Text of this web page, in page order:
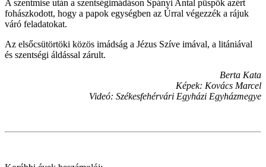
A szentmise után a szentségimádáson Spányi Antal püspök azért
fohászkodott, hogy a papok egységben az Úrral végezzék a rájuk
váró feladatokat.
Az elsőcsütörtöki közös imádság a Jézus Szíve imával, a litániával
és szentségi áldással zárult.
Berta Kata
Képek: Kovács Marcel
Videó: Székesfehérvári Egyházi Egyházmegye